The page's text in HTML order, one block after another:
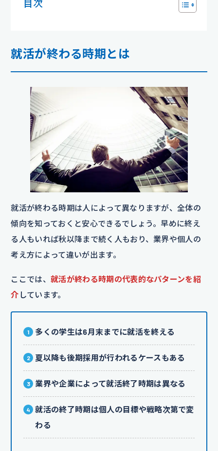
目次
就活が終わる時期とは
就活が終わる時期は人によって異なりますが、全体の
傾向を知っておくと安心できるでしょう。早めに終え
る人もいれば秋以降まで続く人もおり、業界や個人の
考え方によって違いが出ます。
ここでは、 就活が終わる時期の代表的なパターンを紹
介 しています。
多くの学生は6月末までに就活を終える
夏以降も後期採用が行われるケースもある
業界や企業によって就活終了時期は異なる
就活の終了時期は個人の目標や戦略次第で変
わる